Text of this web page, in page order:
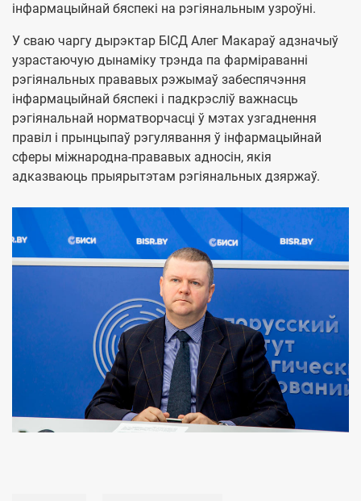
інфармацыйнай бяспекі на рэгіянальным узроўні.
У сваю чаргу дырэктар БІСД Алег Макараў адзначыў
узрастаючую дынаміку трэнда па фарміраванні
рэгіянальных прававых рэжымаў забеспячэння
інфармацыйнай бяспекі і падкрэсліў важнасць
рэгіянальнай норматворчасці ў мэтах узгаднення
правіл і прынцыпаў рэгулявання ў інфармацыйнай
сферы міжнародна-прававых адносін, якія
адказваюць прыярытэтам рэгіянальных дзяржаў.